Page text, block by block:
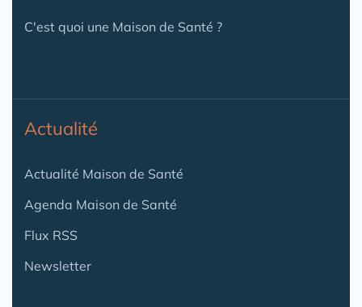
C'est quoi une Maison de Santé ?
Actualité
Actualité Maison de Santé
Agenda Maison de Santé
Flux RSS
Newsletter